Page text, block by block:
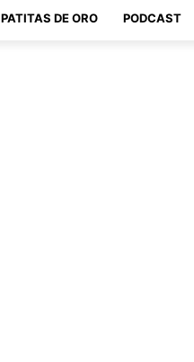
PATITAS DE ORO PODCAST